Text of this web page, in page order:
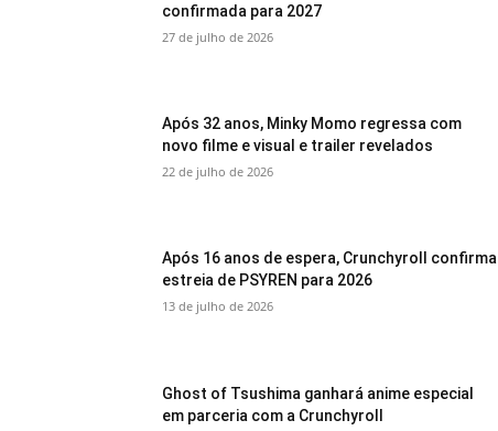
confirmada para 2027
27 de julho de 2026
Após 32 anos, Minky Momo regressa com
novo filme e visual e trailer revelados
22 de julho de 2026
Após 16 anos de espera, Crunchyroll confirma
estreia de PSYREN para 2026
13 de julho de 2026
Ghost of Tsushima ganhará anime especial
em parceria com a Crunchyroll